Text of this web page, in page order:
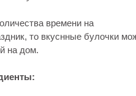
времени на
то вкуснные булочки
на дом.